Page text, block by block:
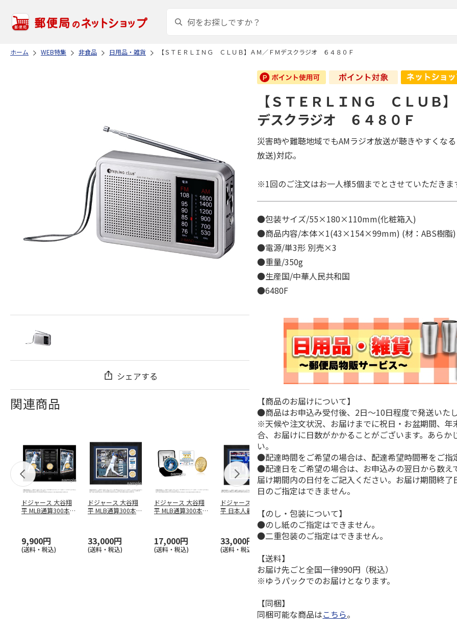
ホーム WEB特集 非食品 日用品・雑貨 【ＳＴＥＲＬＩＮＧ ＣＬＵＢ】ＡＭ／ＦＭデスクラジオ ６４８０Ｆ
シェアする
関連商品
ドジャース 大谷翔
平 MLB通算300本塁
9,900円
(送料・税込)
ドジャース 大谷翔
平 MLB通算300本塁
33,000円
(送料・税込)
ドジャース 大谷翔
平 MLB通算300本塁
17,000円
(送料・税込)
ドジャース 大谷翔
平 日本人最多53試
合連続出塁記念 ダ
33,000円
(送料・税込)
谷翔平 2026 NL 3・
4月投手…
33,000円
イ…
9,900円
【ＳＴＥＲＬＩＮＧ ＣＬＵＢ
デスクラジオ ６４８０Ｆ
災害時や難聴地域でもAMラジオ放送が聴きやすくな
放送)対応。
※1回のご注文はお一人様5個までとさせていただきま
●包装サイズ/55×180×110mm(化粧箱入)
●商品内容/本体×1(43×154×99mm) (材：ABS樹
●電源/単3形 別売×3
●重量/350g
●生産国/中華人民共和国
●6480F
【商品のお届けについて】
●商品はお申込み受付後、2日～10日程度で発送いた
※天候や注文状況、お届けまでに祝日・お盆期間、年
合、お届けに日数がかかることがございます。あらか
い。
●配達時間をご希望の場合は、配達希望時間帯をご指
●配達日をご希望の場合は、お申込みの翌日から数え
届け期間内の日付をご記入ください。お届け期間終了
日のご指定はできません。
【のし・包装について】
●のし紙のご指定はできません。
●二重包装のご指定はできません。
【送料】
お届け先ごと全国一律990円（税込）
※ゆうパックでのお届けとなります。
【同梱】
同梱可能な商品はこちら。